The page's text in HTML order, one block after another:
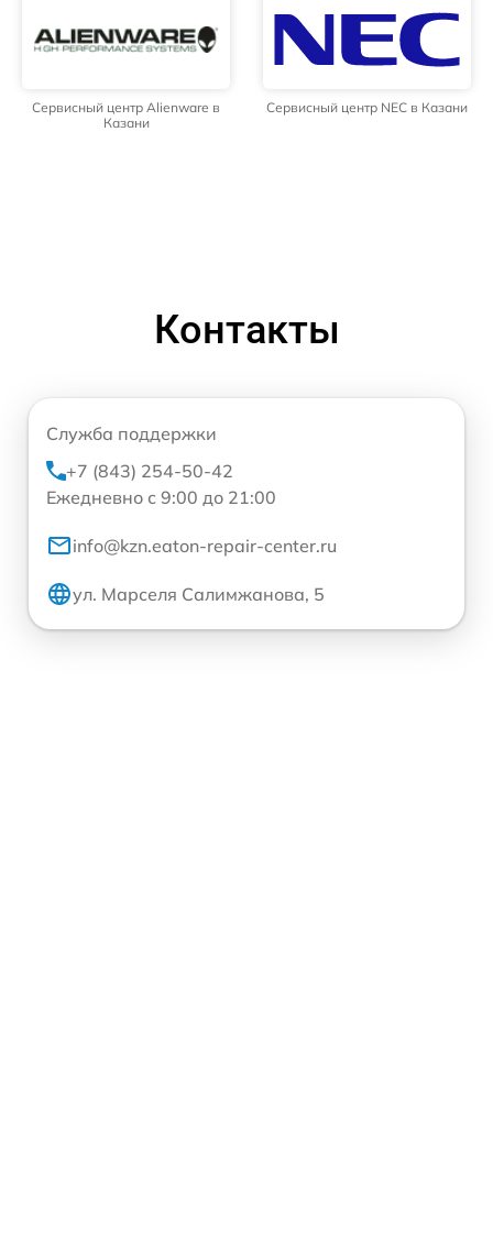
Сервисный центр Alienware в
Казани
Сервисный центр NEC в Казани
Контакты
Служба поддержки
+7 (843) 254-50-42
Ежедневно с 9:00 до 21:00
info@kzn.eaton-repair-center.ru
ул. Марселя Салимжанова, 5